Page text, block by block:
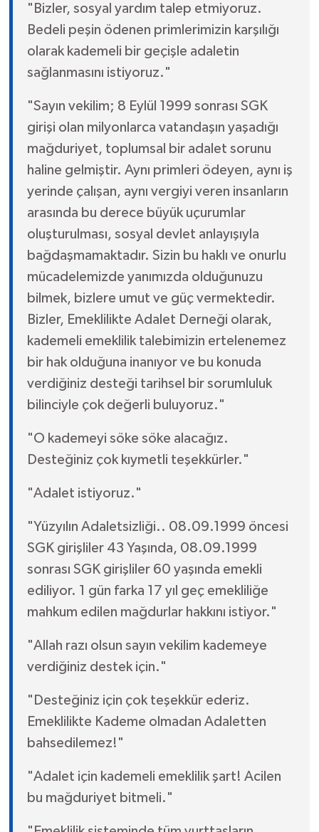
"Bizler, sosyal yardım talep etmiyoruz.
Bedeli peşin ödenen primlerimizin karşılığı
olarak kademeli bir geçişle adaletin
sağlanmasını istiyoruz."
"Sayın vekilim; 8 Eylül 1999 sonrası SGK
girişi olan milyonlarca vatandaşın yaşadığı
mağduriyet, toplumsal bir adalet sorunu
haline gelmiştir. Aynı primleri ödeyen, aynı iş
yerinde çalışan, aynı vergiyi veren insanların
arasında bu derece büyük uçurumlar
oluşturulması, sosyal devlet anlayışıyla
bağdaşmamaktadır. Sizin bu haklı ve onurlu
mücadelemizde yanımızda olduğunuzu
bilmek, bizlere umut ve güç vermektedir.
Bizler, Emeklilikte Adalet Derneği olarak,
kademeli emeklilik talebimizin ertelenemez
bir hak olduğuna inanıyor ve bu konuda
verdiğiniz desteği tarihsel bir sorumluluk
bilinciyle çok değerli buluyoruz."
"O kademeyi söke söke alacağız.
Desteğiniz çok kıymetli teşekkürler."
"Adalet istiyoruz."
"Yüzyılın Adaletsizliği.. 08.09.1999 öncesi
SGK girişliler 43 Yaşında, 08.09.1999
sonrası SGK girişliler 60 yaşında emekli
ediliyor. 1 gün farka 17 yıl geç emekliliğe
mahkum edilen mağdurlar hakkını istiyor."
"Allah razı olsun sayın vekilim kademeye
verdiğiniz destek için."
"Desteğiniz için çok teşekkür ederiz.
Emeklilikte Kademe olmadan Adaletten
bahsedilemez!"
"Adalet için kademeli emeklilik şart! Acilen
bu mağduriyet bitmeli."